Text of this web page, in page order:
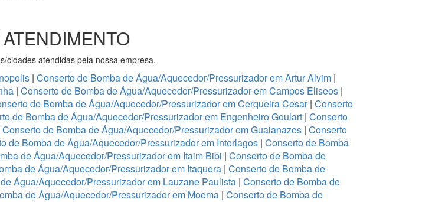
cidades atendidas pela nossa empresa.
| Conserto de Bomba de Água/Aquecedor/Pressurizador em Artur Alvim |
| Conserto de Bomba de Água/Aquecedor/Pressurizador em Campos Eliseos |
de Bomba de Água/Aquecedor/Pressurizador em Cerqueira Cesar| Conserto
de Bomba de Água/Aquecedor/Pressurizador em Engenheiro Goulart | Conserto
Conserto de Bomba de Água/Aquecedor/Pressurizador em Guaianazes | Conserto
de Bomba de Água/Aquecedor/Pressurizador em Interlagos | Conserto de Bomba
de Água/Aquecedor/Pressurizador em Itaim Bibi | Conserto de Bomba de
de Água/Aquecedor/Pressurizador em Itaquera | Conserto de Bomba de
Água/Aquecedor/Pressurizador em Lauzane Paulista | Conserto de Bomba de
de Água/Aquecedor/Pressurizador em Moema| Conserto de Bomba de